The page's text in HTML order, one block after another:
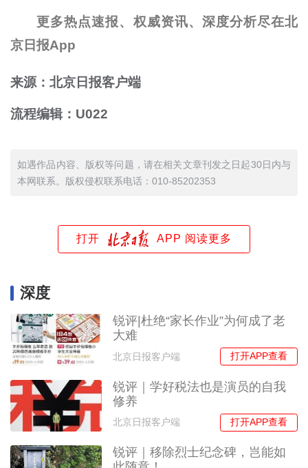
更多热点速报、权威资讯、深度分析尽在北
京日报App
来源：北京日报客户端
流程编辑：U022
如遇作品内容、版权等问题，请在相关文章刊发之日起30日内与
本网联系。版权侵权联系电话：010-85202353
打开 APP 阅读更多
深度
锐评|杜绝“家长作业”为何成了老
大难
北京日报客户端 打开APP查看
锐评｜学好税法也是演员的自我
修养
北京日报客户端 打开APP查看
锐评｜移除烈士纪念碑，岂能如